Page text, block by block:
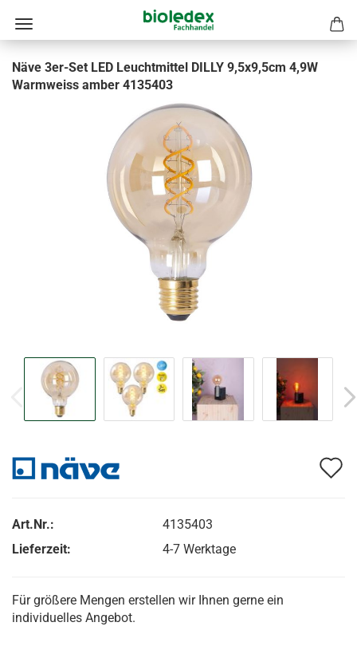
Näve 3er-Set LED Leuchtmittel DILLY 9,5x9,5cm 4,9W
Warmweiss amber 4135403
Art.Nr.:
4135403
Lieferzeit:
4-7 Werktage
Für größere Mengen erstellen wir Ihnen gerne ein
individuelles Angebot.